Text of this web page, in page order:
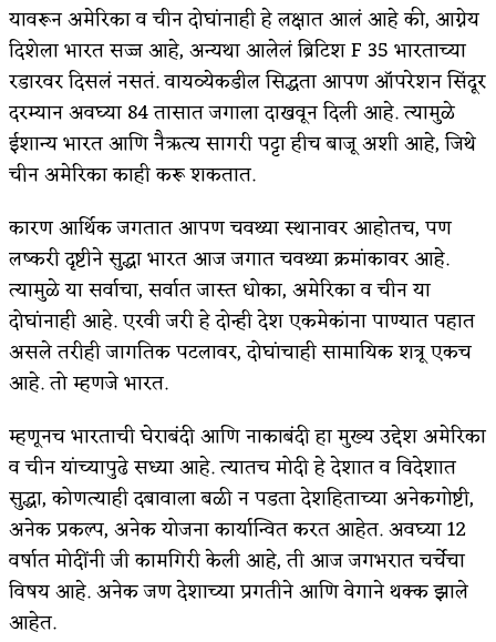
यावरून अमेरिका व चीन दोघांनाही हे लक्षात आलं आहे की, आग्नेय
दिशेला भारत सज्ज आहे, अन्यथा आलेलं ब्रिटिश F 35 भारताच्या
रडारवर दिसलं नसतं. वायव्येकडील सिद्धता आपण ऑपरेशन सिंदूर
दरम्यान अवघ्या 84 तासात जगाला दाखवून दिली आहे. त्यामुळे
ईशान्य भारत आणि नैऋत्य सागरी पट्टा हीच बाजू अशी आहे, जिथे
चीन अमेरिका काही करू शकतात.
कारण आर्थिक जगतात आपण चवथ्या स्थानावर आहोतच, पण
लष्करी दृष्टीने सुद्धा भारत आज जगात चवथ्या क्रमांकावर आहे.
त्यामुळे या सर्वाचा, सर्वात जास्त धोका, अमेरिका व चीन या
दोघांनाही आहे. एरवी जरी हे दोन्ही देश एकमेकांना पाण्यात पहात
असले तरीही जागतिक पटलावर, दोघांचाही सामायिक शत्रू एकच
आहे. तो म्हणजे भारत.
म्हणूनच भारताची घेराबंदी आणि नाकाबंदी हा मुख्य उद्देश अमेरिका
व चीन यांच्यापुढे सध्या आहे. त्यातच मोदी हे देशात व विदेशात
सुद्धा, कोणत्याही दबावाला बळी न पडता देशहिताच्या अनेकगोष्टी,
अनेक प्रकल्प, अनेक योजना कार्यान्वित करत आहेत. अवघ्या 12
वर्षात मोदींनी जी कामगिरी केली आहे, ती आज जगभरात चर्चेचा
विषय आहे. अनेक जण देशाच्या प्रगतीने आणि वेगाने थक्क झाले
आहेत.